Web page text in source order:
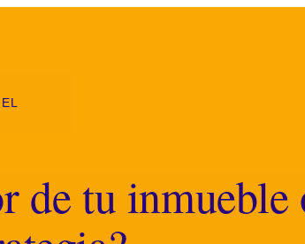
de tu inmueble